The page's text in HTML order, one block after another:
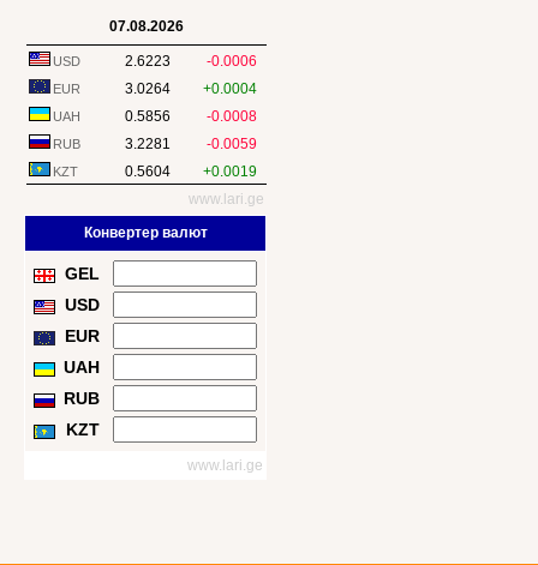
07.08.2026
USD 2.6223 -0.0006
EUR 3.0264 +0.0004
UAH 0.5856 -0.0008
RUB 3.2281 -0.0059
KZT 0.5604
+0.0019
www.lari.ge
Конвертер валют
GEL
USD
EUR
UAH
RUB
KZT
www.lari.ge